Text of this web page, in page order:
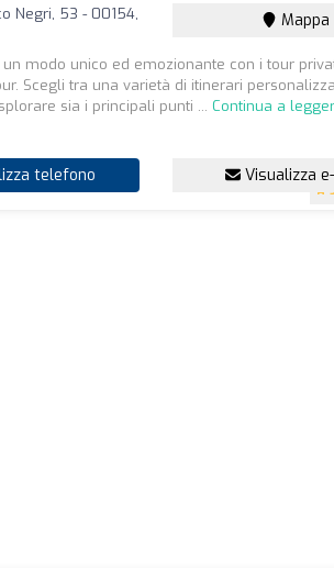
5
Negri, 53 - 00154,
Mappa
un modo unico ed emozionante con i tour
Scegli tra una varietà di itinerari
sia i principali punti ... Continua a
telefono Visualizza